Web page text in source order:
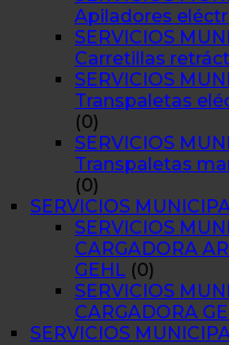
Apiladores
SERVICIOS
Carretillas
SERVICIOS
Transpaletas
(0)
SERVICIOS
Transpaletas
(0)
SERVICIOS
SERVICIOS
CARGADORA
GEHL (0)
SERVICIOS
CARGADORA
SERVICIOS